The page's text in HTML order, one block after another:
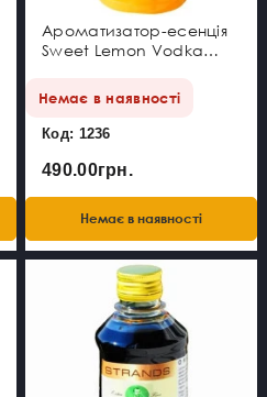
Ароматизатор-есенція
Sweet Lemon Vodka
Немає в наявності
Код: 1236
490.00грн.
Немає в наявності